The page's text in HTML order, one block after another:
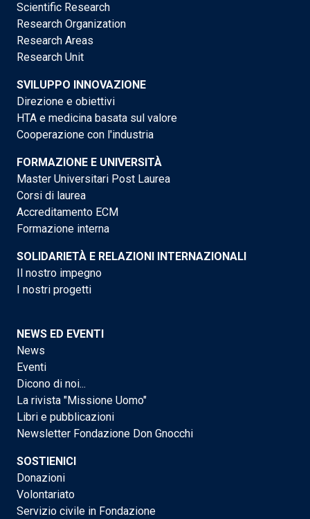
Scientific Research
Research Organization
Research Areas
Research Unit
SVILUPPO INNOVAZIONE
Direzione e obiettivi
HTA e medicina basata sul valore
Cooperazione con l'industria
FORMAZIONE E UNIVERSITÀ
Master Universitari Post Laurea
Corsi di laurea
Accreditamento ECM
Formazione interna
SOLIDARIETÀ E RELAZIONI INTERNAZIONALI
Il nostro impegno
I nostri progetti
NEWS ED EVENTI
News
Eventi
Dicono di noi...
La rivista "Missione Uomo"
Libri e pubblicazioni
Newsletter Fondazione Don Gnocchi
SOSTIENICI
Donazioni
Volontariato
Servizio civile in Fondazione